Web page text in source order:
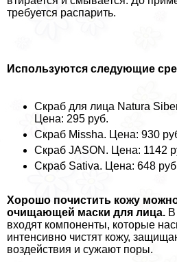
требуется распарить.
Используются следующие
Скраб для лица Natura
Цена: 295 руб.
Скраб Missha. Цена: 930
Скраб JASON. Цена: 1142
Скраб Sativa. Цена: 648
Хорошо почистить кожу
очищающей маски для лица. В
входят компоненты, которые
интенсивно чистят кожу,
воздействия и сужают поры.